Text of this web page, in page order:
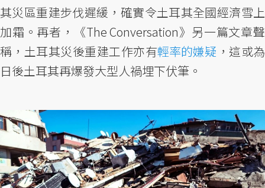
其災區重建步伐遲緩，確實令土耳其全國經濟雪上
加霜。再者，《The Conversation》另一篇文章聲
稱，土耳其災後重建工作亦有輕率的嫌疑 ，這或為
日後土耳其再爆發大型人禍埋下伏筆。